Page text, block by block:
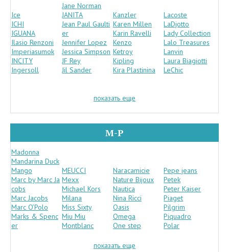
Ice
ICHI
IGUANA
Ilasio Renzoni
Imperiasumok
INCITY
Ingersoll
Jane Norman
JANITA
Jean Paul Gaulti
er
Jennifer Lopez
Jessica Simpson
JF Rey
Jil Sander
Kanzler
Karen Millen
Karin Ravelli
Kenzo
Ketroy
Kipling
Kira Plastinina
Lacoste
LaDjotto
Lady Collection
Lalo Treasures
Lanvin
Laura Biagiotti
LeChic
показать еще
M-P
Madonna
Mandarina Duck
Mango
Marc by Marc Ja
cobs
Marc Jacobs
Marc O’Polo
Marks & Spenc
er
MEUCCI
Mexx
Michael Kors
Milana
Miss Sixty
Miu Miu
Montblanc
Naracamicie
Nature Bijoux
Nautica
Nina Ricci
Oasis
Omega
One step
Pepe jeans
Petek
Peter Kaiser
Piaget
Pilgrim
Piquadro
Polar
показать еще